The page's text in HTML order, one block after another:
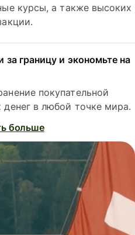
курсы, а также высоких
за границу и экономьте на
покупательной
в любой точке мира.
больше